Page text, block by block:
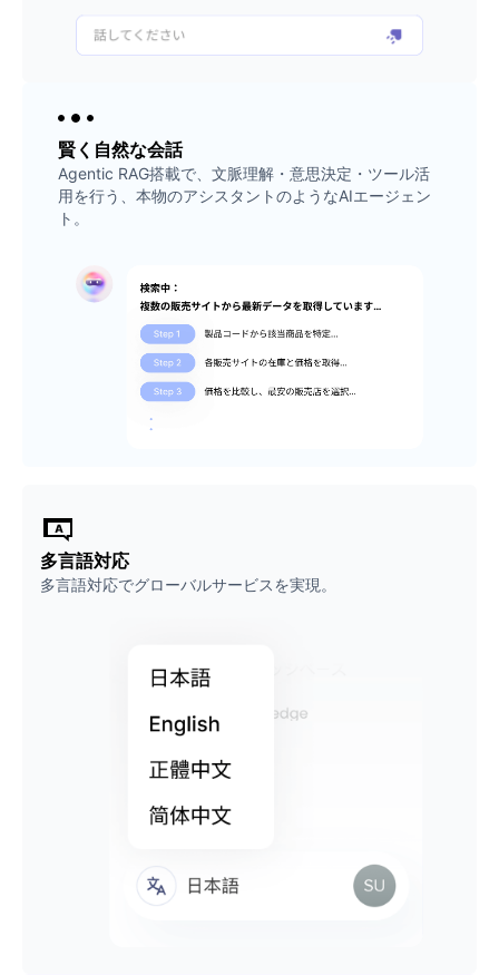
賢く自然な会話
Agentic RAG搭載で、文脈理解・意思決定・ツール活
用を行う、本物のアシスタントのようなAIエージェン
ト。
多言語対応
多言語対応でグローバルサービスを実現。